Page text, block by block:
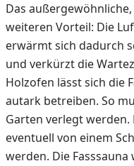
Das
weiteren Vorteil: Die
erwärmt sich dadurch
und verkürzt die
Holzofen lässt sich die
autark betreiben. So
Garten verlegt
eventuell von einem
werden. Die